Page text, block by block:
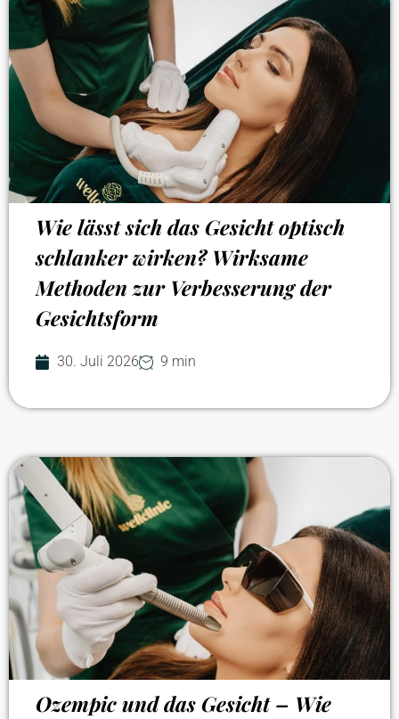
Wie lässt sich das Gesicht optisch
schlanker wirken? Wirksame
Methoden zur Verbesserung der
Gesichtsform
30. Juli 2026 9 min
Ozempic und das Gesicht – Wie